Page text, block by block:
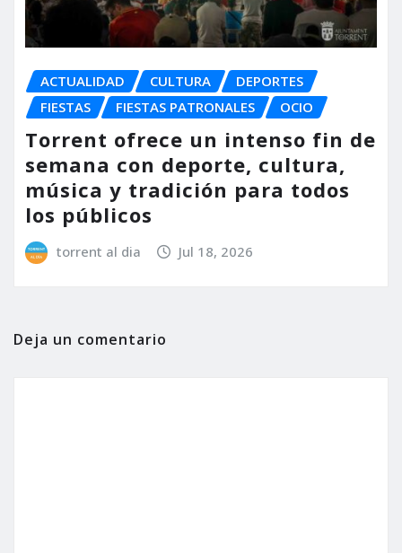
ACTUALIDAD CULTURA
DEPORTES
FIESTAS
FIESTAS PATRONALES OCIO
Torrent ofrece un intenso fin de
semana con deporte, cultura,
música y tradición para todos
los públicos
torrent al dia Jul 18, 2026
Deja un comentario